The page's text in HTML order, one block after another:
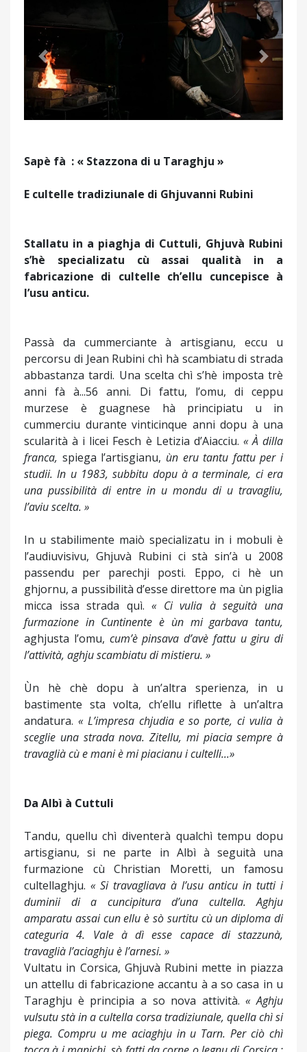
Précédent Suivant
Sapè fà : « Stazzona di u Taraghju »
E cultelle tradiziunale di Ghjuvanni Rubini
Stallatu in a piaghja di Cuttuli, Ghjuvà Rubini
s’hè specializatu cù assai qualità in a
fabricazione di cultelle ch’ellu cuncepisce à
l’usu anticu.
Passà da cummerciante à artisgianu, eccu u
percorsu di Jean Rubini chì hà scambiatu di strada
abbastanza tardi. Una scelta chì s’hè imposta trè
anni fà à...56 anni. Di fattu, l’omu, di ceppu
murzese è guagnese hà principiatu u in
cummerciu durante vinticinque anni dopu à una
scularità à i licei Fesch è Letizia d’Aiacciu. « À dilla
franca, spiega l’artisgianu, ùn eru tantu fattu per i
studii. In u 1983, subbitu dopu à a terminale, ci era
una pussibilità di entre in u mondu di u travagliu,
l’aviu scelta. »
In u stabilimente maiò specializatu in i mobuli è
l’audiuvisivu, Ghjuvà Rubini ci stà sin’à u 2008
passendu per parechji posti. Eppo, ci hè un
ghjornu, a pussibilità d’esse direttore ma ùn piglia
micca issa strada quì.« Ci vulia à seguità una
furmazione in Cuntinente è ùn mi garbava tantu,
aghjusta l’omu, cum’è pinsava d’avè fattu u giru di
l’attività, aghju scambiatu di mistieru. »
Ùn hè chè dopu à un’altra sperienza, in u
bastimente sta volta, ch’ellu riflette à un’altra
andatura. « L’impresa chjudia e so porte, ci vulia à
sceglie una strada nova. Zitellu, mi piacia sempre à
travaglià cù e mani è mi piacianu i cultelli...»
Da Albì à Cuttuli
Tandu, quellu chì diventerà qualchì tempu dopu
artisgianu, si ne parte in Albì à seguità una
furmazione cù Christian Moretti, un famosu
cultellaghju. « Si travagliava à l’usu anticu in tutti i
duminii di a cuncipitura d’una cultella. Aghju
amparatu assai cun ellu è sò surtitu cù un diploma di
categuria 4. Vale à dì esse capace di stazzunà,
travaglià l’aciaghju è l’arnesi. »
Vultatu in Corsica, Ghjuvà Rubini mette in piazza
un attellu di fabricazione accantu à a so casa in u
Taraghju è principia a so nova attività.« Aghju
vulsutu stà in a cultella corsa tradiziunale, quella chì si
piega. Compru u me aciaghju in u Tarn. Per ciò chì